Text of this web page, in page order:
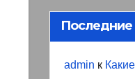
admin к